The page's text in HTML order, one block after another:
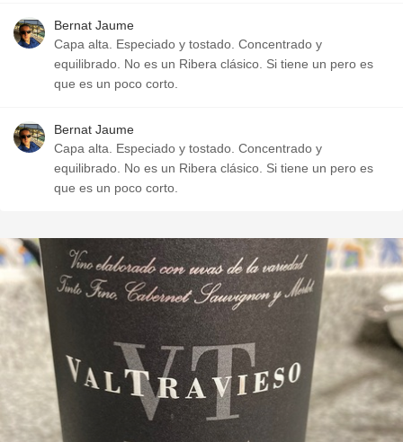
Bernat Jaume
Capa alta. Especiado y tostado. Concentrado y
equilibrado. No es un Ribera clásico. Si tiene un pero es
que es un poco corto.
Bernat Jaume
Capa alta. Especiado y tostado. Concentrado y
equilibrado. No es un Ribera clásico. Si tiene un pero es
que es un poco corto.